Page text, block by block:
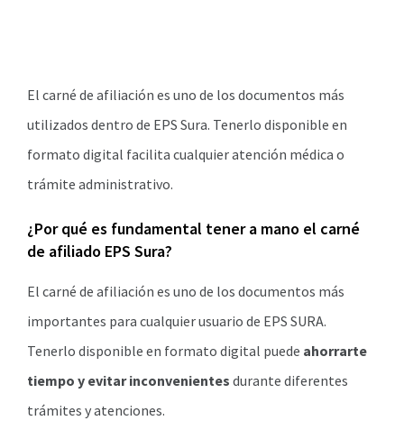
El carné de afiliación es uno de los documentos más
utilizados dentro de EPS Sura. Tenerlo disponible en
formato digital facilita cualquier atención médica o
trámite administrativo.
¿Por qué es fundamental tener a mano el carné
de afiliado EPS Sura?
El carné de afiliación es uno de los documentos más
importantes para cualquier usuario de EPS SURA.
Tenerlo disponible en formato digital puede ahorrarte
tiempo y evitar inconvenientes durante diferentes
trámites y atenciones.